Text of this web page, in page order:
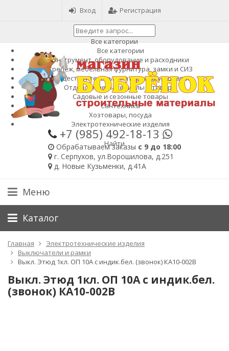
Вход Регистрация
Все категории
Все категории
Инструмент, оборудование и расходники
Крепеж, мебельная фурнитура, замки и СИЗ
Общестроительные материалы и товары
Отделочные материалы и товары
Садовые и сезонные товары
Сантехника
Хозтовары, посуда
Электротехнические изделия
Найти
+7 (985) 492-18-13
Обрабатываем заказы с 9 до 18:00
г. Серпухов, ул.Ворошилова, д.251
д. Новые Кузьменки, д.41А
Меню
Каталог
Главная
Электротехнические изделия
Выключатели и рамки
Выкл. Этюд 1кл. ОП 10А с индик.бел. (звонок) КA10-002В
Выкл. Этюд 1кл. ОП 10А с индик.бел.
(звонок) КA10-002В